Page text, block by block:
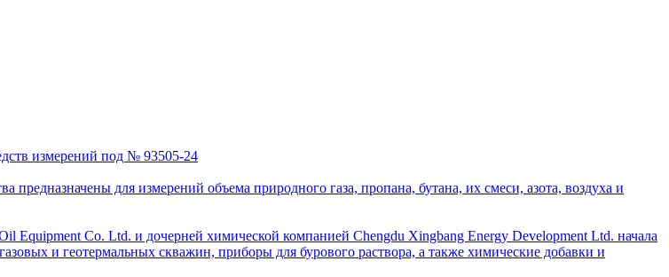
измерений под № 93505-24
предназначены для измерений объема природного газа, пропана, бутана, их смеси, азота, воздуха и
Equipment Co. Ltd. и дочерней химической компанией Chengdu Xingbang Energy Development Ltd. начала
и геотермальных скважин, приборы для бурового раствора, а также химические добавки и